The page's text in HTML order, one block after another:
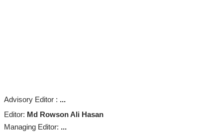
Advisory Editor : ...
Editor: Md Rowson Ali Hasan
Managing Editor: ...